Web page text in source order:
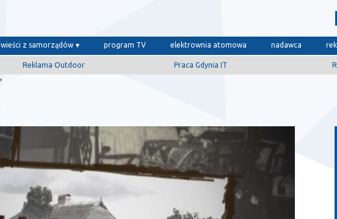
wieści z samorządów program TV elektrownia atomowa nadawca
Reklama Outdoor Praca Gdynia IT